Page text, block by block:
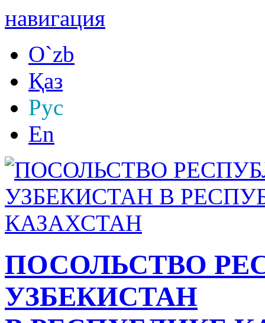
навигация
O`zb
Қаз
Рус
En
ПОСОЛЬСТВО
УЗБЕКИСТАН